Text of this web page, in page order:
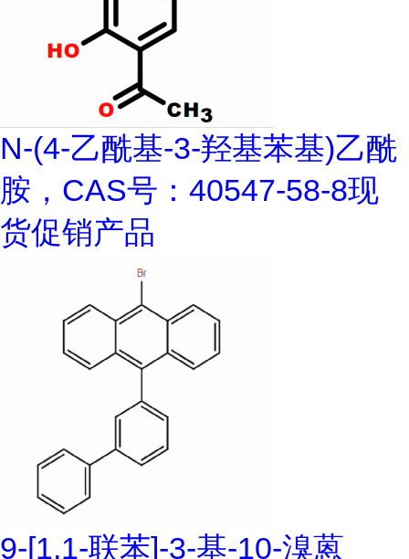
N-(4-乙酰基-3-羟基苯基)乙酰
胺，CAS号：40547-58-8现
货促销产品
9-[1,1-联苯]-3-基-10-溴蒽